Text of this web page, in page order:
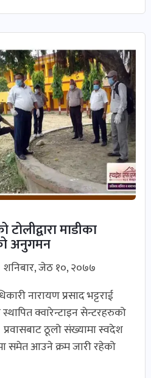
टोलीद्वारा माडीका
अनुगमन
शनिबार, जेठ १०, २०७७
नारायण प्रसाद भट्टराई
स्थापित क्वारेन्टाइन सेन्टरहरुको
ठूलो संख्यामा स्वदेश
समेत आउने क्रम जारी रहेको